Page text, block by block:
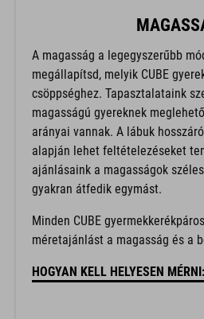
A magasság a legegyszerűbb
megállapítsd, melyik CUBE
csöppséghez. Tapasztalataink
magasságú gyereknek
arányai vannak. A lábuk
alapján lehet feltételezéseket
ajánlásaink a magasságok
gyakran átfedik egymást.
Minden CUBE
méretajánlást a magasság és a
HOGYAN KELL HELYESEN MÉRNI: